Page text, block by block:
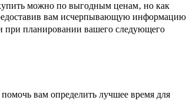
можно по выгодным ценам‚ но как
вам исчерпывающую информацию
при планировании вашего следующего
вам определить лучшее время для